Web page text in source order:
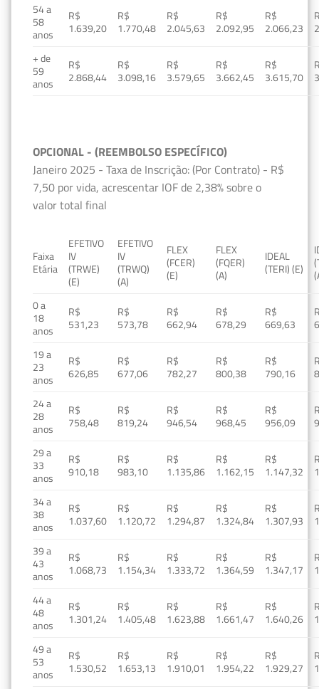
54 a
58
anos
R$
1.639,20
R$
1.770,48
R$
2.045,63
R$
2.092,95
R$
2.066,23
+ de
59
anos
R$
2.868,44
R$
3.098,16
R$
3.579,65
R$
3.662,45
R$
3.615,70
OPCIONAL - (REEMBOLSO ESPECÍFICO)
Janeiro 2025 - Taxa de Inscrição: (Por Contrato) - R$
7,50 por vida, acrescentar IOF de 2,38% sobre o
valor total final
Faixa
Etária
EFETIVO
IV
(TRWE)
(E)
EFETIVO
IV
(TRWQ)
(A)
FLEX
(FCER)
(E)
FLEX
(FQER)
(A)
IDEAL
(TERI) (E)
0 a
18
anos
R$
531,23
R$
573,78
R$
662,94
R$
678,29
R$
669,63
19 a
23
anos
R$
626,85
R$
677,06
R$
782,27
R$
800,38
R$
790,16
24 a
28
anos
R$
758,48
R$
819,24
R$
946,54
R$
968,45
R$
956,09
29 a
33
anos
R$
910,18
R$
983,10
R$
1.135,86
R$
1.162,15
R$
1.147,32
34 a
38
anos
R$
1.037,60
R$
1.120,72
R$
1.294,87
R$
1.324,84
R$
1.307,93
39 a
43
anos
R$
1.068,73
R$
1.154,34
R$
1.333,72
R$
1.364,59
R$
1.347,17
44 a
48
anos
R$
1.301,24
R$
1.405,48
R$
1.623,88
R$
1.661,47
R$
1.640,26
49 a
53
anos
R$
1.530,52
R$
1.653,13
R$
1.910,01
R$
1.954,22
R$
1.929,27